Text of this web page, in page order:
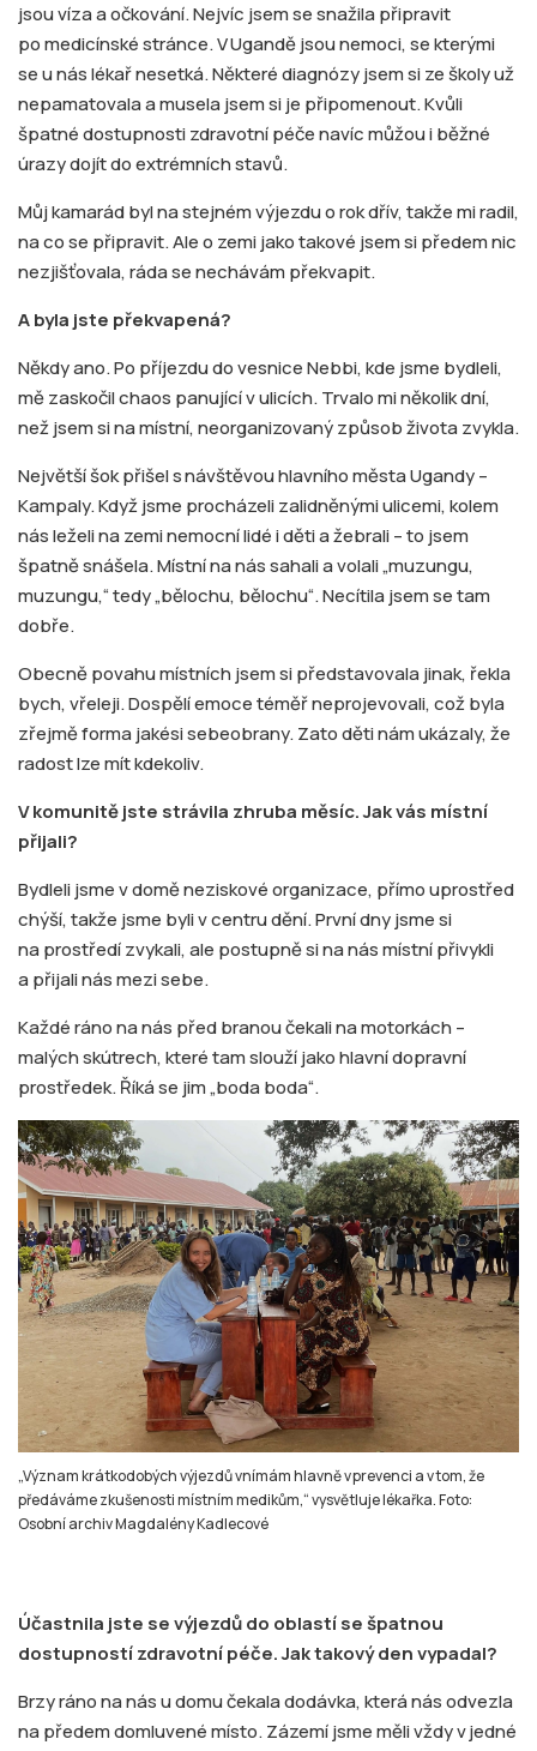
jsou víza a očkování. Nejvíc jsem se snažila připravit
po medicínské stránce. V Ugandě jsou nemoci, se kterými
se u nás lékař nesetká. Některé diagnózy jsem si ze školy už
nepamatovala a musela jsem si je připomenout. Kvůli
špatné dostupnosti zdravotní péče navíc můžou i běžné
úrazy dojít do extrémních stavů.
Můj kamarád byl na stejném výjezdu o rok dřív, takže mi radil,
na co se připravit. Ale o zemi jako takové jsem si předem nic
nezjišťovala, ráda se nechávám překvapit.
A byla jste překvapená?
Někdy ano. Po příjezdu do vesnice Nebbi, kde jsme bydleli,
mě zaskočil chaos panující v ulicích. Trvalo mi několik dní,
než jsem si na místní, neorganizovaný způsob života zvykla.
Největší šok přišel s návštěvou hlavního města Ugandy –
Kampaly. Když jsme procházeli zalidněnými ulicemi, kolem
nás leželi na zemi nemocní lidé i děti a žebrali – to jsem
špatně snášela. Místní na nás sahali a volali „muzungu,
muzungu,“ tedy „bělochu, bělochu“. Necítila jsem se tam
dobře.
Obecně povahu místních jsem si představovala jinak, řekla
bych, vřeleji. Dospělí emoce téměř neprojevovali, což byla
zřejmě forma jakési sebeobrany. Zato děti nám ukázaly, že
radost lze mít kdekoliv.
V komunitě jste strávila zhruba měsíc. Jak vás místní
přijali?
Bydleli jsme v domě neziskové organizace, přímo uprostřed
chýší, takže jsme byli v centru dění. První dny jsme si
na prostředí zvykali, ale postupně si na nás místní přivykli
a přijali nás mezi sebe.
Každé ráno na nás před branou čekali na motorkách –
malých skútrech, které tam slouží jako hlavní dopravní
prostředek. Říká se jim „boda boda“.
„Význam krátkodobých výjezdů vnímám hlavně v prevenci a v tom, že
předáváme zkušenosti místním medikům,“ vysvětluje lékařka. Foto:
Osobní archiv Magdalény Kadlecové
Účastnila jste se výjezdů do oblastí se špatnou
dostupností zdravotní péče. Jak takový den vypadal?
Brzy ráno na nás u domu čekala dodávka, která nás odvezla
na předem domluvené místo. Zázemí jsme měli vždy v jedné